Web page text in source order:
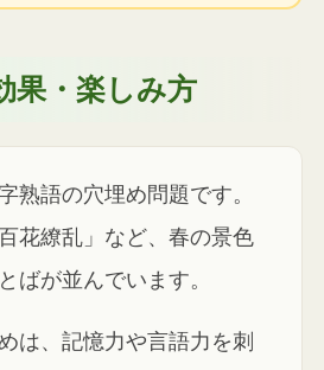
果・楽しみ方
熟語の穴埋め問題です。
花繚乱」など、春の景色
ばが並んでいます。
は、記憶力や言語力を刺